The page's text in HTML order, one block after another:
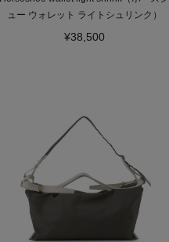
ュー ウォレット ライトシュリンク）
¥38,500